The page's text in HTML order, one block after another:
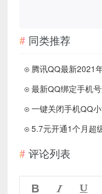
同类推荐
评论列表
  